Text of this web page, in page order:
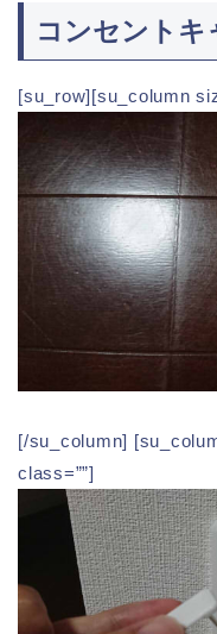
コンセントキ
[su_row][su_column
[/su_column]
class=””]